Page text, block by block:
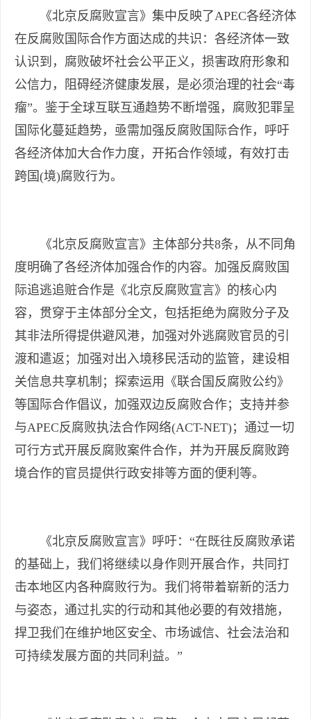
《北京反腐败宣言》集中反映了APEC各经济体
在反腐败国际合作方面达成的共识：各经济体一致
认识到，腐败破坏社会公平正义，损害政府形象和
公信力，阻碍经济健康发展，是必须治理的社会“毒
瘤”。鉴于全球互联互通趋势不断增强，腐败犯罪呈
国际化蔓延趋势，亟需加强反腐败国际合作，呼吁
各经济体加大合作力度，开拓合作领域，有效打击
跨国(境)腐败行为。
《北京反腐败宣言》主体部分共8条，从不同角
度明确了各经济体加强合作的内容。加强反腐败国
际追逃追赃合作是《北京反腐败宣言》的核心内
容，贯穿于主体部分全文，包括拒绝为腐败分子及
其非法所得提供避风港，加强对外逃腐败官员的引
渡和遣返；加强对出入境移民活动的监管，建设相
关信息共享机制；探索运用《联合国反腐败公约》
等国际合作倡议，加强双边反腐败合作；支持并参
与APEC反腐败执法合作网络(ACT-NET)；通过一切
可行方式开展反腐败案件合作，并为开展反腐败跨
境合作的官员提供行政安排等方面的便利等。
《北京反腐败宣言》呼吁：“在既往反腐败承诺
的基础上，我们将继续以身作则开展合作，共同打
击本地区内各种腐败行为。我们将带着崭新的活力
与姿态，通过扎实的行动和其他必要的有效措施，
捍卫我们在维护地区安全、市场诚信、社会法治和
可持续发展方面的共同利益。”